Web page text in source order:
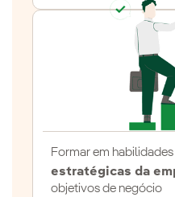
Formar em
estratégicas da
objetivos de negócio